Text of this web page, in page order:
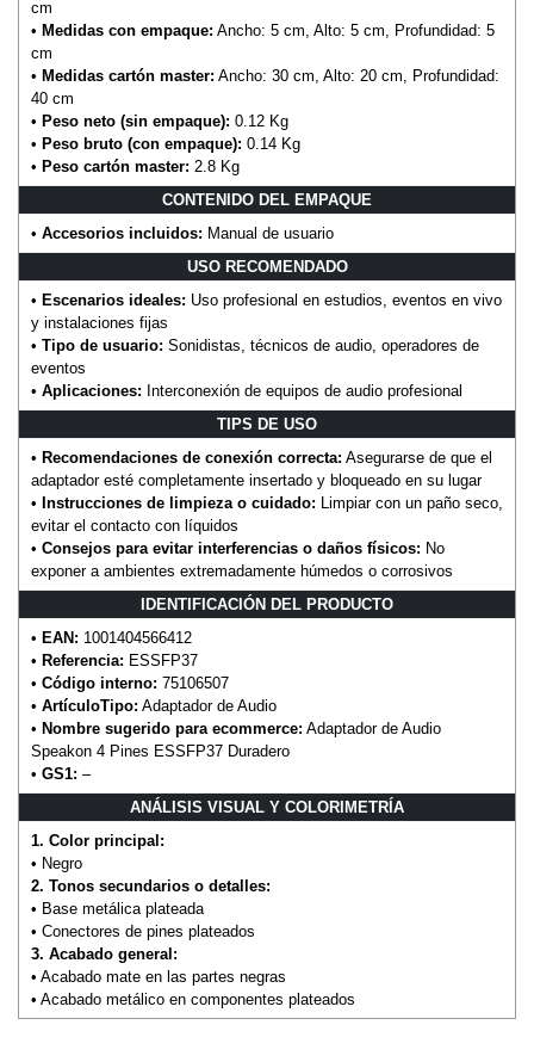
cm
• Medidas con empaque: Ancho: 5 cm, Alto: 5 cm, Profundidad: 5
cm
• Medidas cartón master: Ancho: 30 cm, Alto: 20 cm, Profundidad:
40 cm
• Peso neto (sin empaque): 0.12 Kg
• Peso bruto (con empaque): 0.14 Kg
• Peso cartón master: 2.8 Kg
CONTENIDO DEL EMPAQUE
• Accesorios incluidos: Manual de usuario
USO RECOMENDADO
• Escenarios ideales: Uso profesional en estudios, eventos en vivo
y instalaciones fijas
• Tipo de usuario: Sonidistas, técnicos de audio, operadores de
eventos
• Aplicaciones: Interconexión de equipos de audio profesional
TIPS DE USO
• Recomendaciones de conexión correcta: Asegurarse de que el
adaptador esté completamente insertado y bloqueado en su lugar
• Instrucciones de limpieza o cuidado: Limpiar con un paño seco,
evitar el contacto con líquidos
• Consejos para evitar interferencias o daños físicos: No
exponer a ambientes extremadamente húmedos o corrosivos
IDENTIFICACIÓN DEL PRODUCTO
• EAN: 1001404566412
• Referencia: ESSFP37
• Código interno: 75106507
• ArtículoTipo: Adaptador de Audio
• Nombre sugerido para ecommerce: Adaptador de Audio
Speakon 4 Pines ESSFP37 Duradero
• GS1: –
ANÁLISIS VISUAL Y COLORIMETRÍA
1. Color principal:
• Negro
2. Tonos secundarios o detalles:
• Base metálica plateada
• Conectores de pines plateados
3. Acabado general:
• Acabado mate en las partes negras
• Acabado metálico en componentes plateados